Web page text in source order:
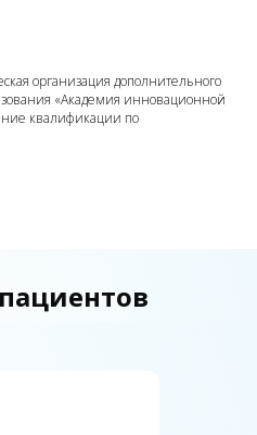
организация дополнительного
«Академия инновационной
квалификации по